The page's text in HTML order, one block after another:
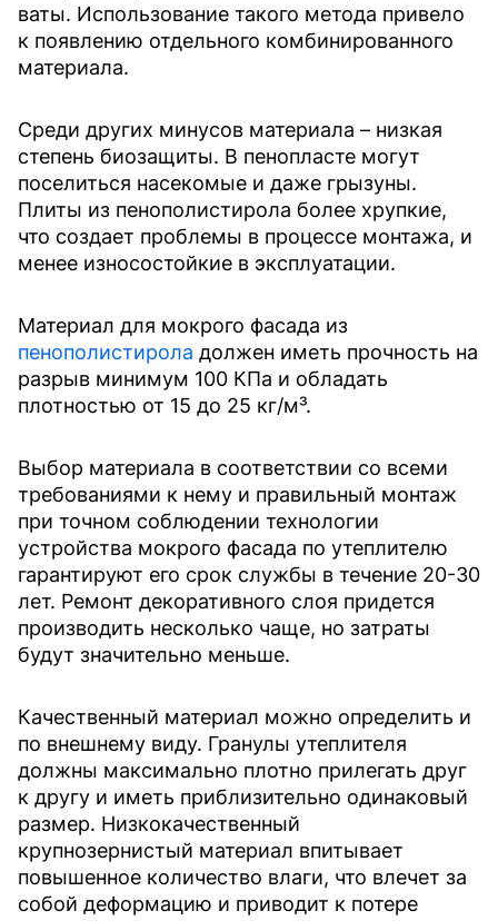
ваты. Использование такого метода привело
к появлению отдельного комбинированного
материала.
Среди других минусов материала – низкая
степень биозащиты. В пенопласте могут
поселиться насекомые и даже грызуны.
Плиты из пенополистирола более хрупкие,
что создает проблемы в процессе монтажа, и
менее износостойкие в эксплуатации.
Материал для мокрого фасада из
пенополистирола должен иметь прочность на
разрыв минимум 100 КПа и обладать
плотностью от 15 до 25 кг/м³.
Выбор материала в соответствии со всеми
требованиями к нему и правильный монтаж
при точном соблюдении технологии
устройства мокрого фасада по утеплителю
гарантируют его срок службы в течение 20-30
лет. Ремонт декоративного слоя придется
производить несколько чаще, но затраты
будут значительно меньше.
Качественный материал можно определить и
по внешнему виду. Гранулы утеплителя
должны максимально плотно прилегать друг
к другу и иметь приблизительно одинаковый
размер. Низкокачественный
крупнозернистый материал впитывает
повышенное количество влаги, что влечет за
собой деформацию и приводит к потере